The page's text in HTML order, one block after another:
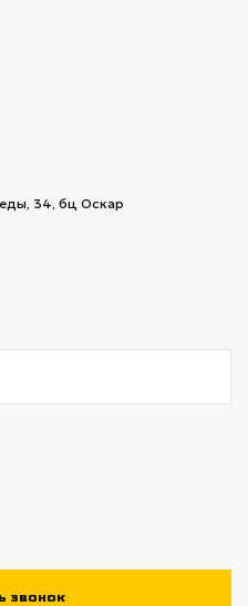
34, бц Оскар
звонок